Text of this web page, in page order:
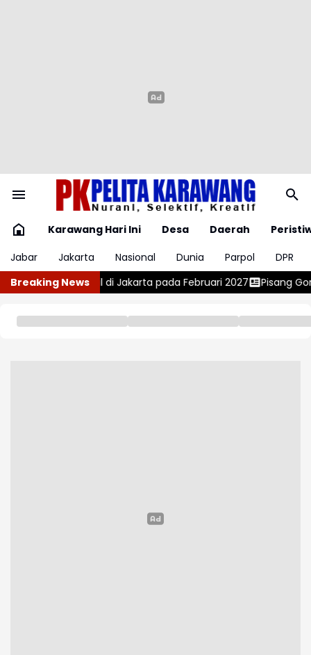
Karawang Hari Ini Desa Daerah
Jabar
Jakarta Nasional Dunia Parpol
DPR
Breaking News
2027 Pisang Goreng Sambal Roa, Gurih Pedas